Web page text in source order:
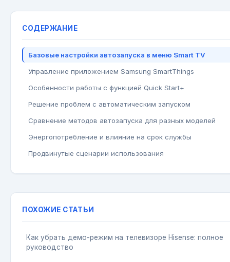
СОДЕРЖАНИЕ
Базовые настройки автозапуска в меню Smart TV
Управление приложением Samsung SmartThings
Особенности работы с функцией Quick Start+
Решение проблем с автоматическим запуском
Сравнение методов автозапуска для разных моделей
Энергопотребление и влияние на срок службы
Продвинутые сценарии использования
ПОХОЖИЕ СТАТЬИ
Как убрать демо-режим на телевизоре Hisense: полное
руководство